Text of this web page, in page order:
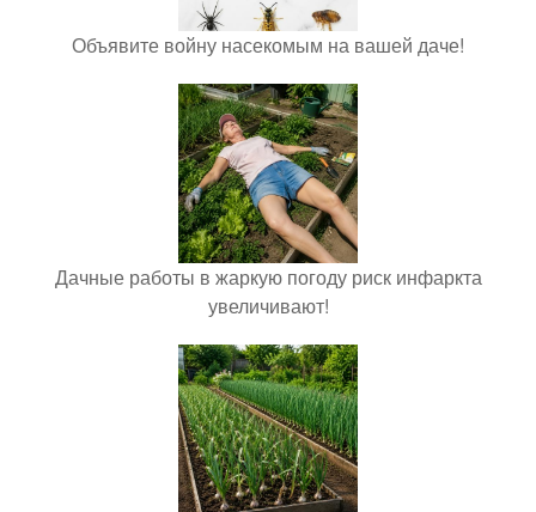
Объявите войну насекомым на вашей даче!
Дачные работы в жаркую погоду риск инфаркта
увеличивают!